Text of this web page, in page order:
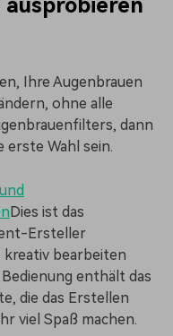
Ihre Augenbrauen
ohne alle
dann
erste Wahl sein.
Dies ist das
Ersteller
kreativ bearbeiten
enthält das
die das Erstellen
viel Spaß machen.